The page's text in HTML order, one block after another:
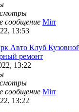
сообщение Mirr
13:53
Авто Клуб
ремонт
13:22
сообщение Mirr
13:22